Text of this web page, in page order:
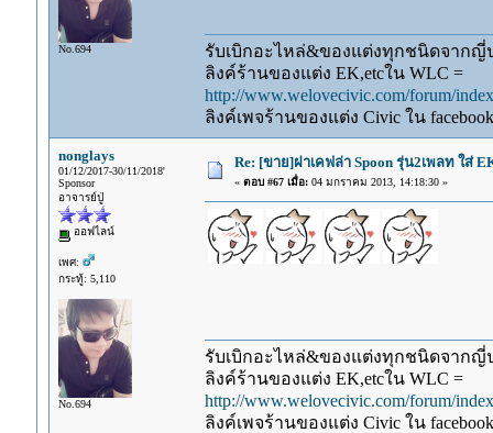
No.694
รับเบิกอะไหล่&ของแต่งทุกชนิดจากญี่
ลิงค์ร้านของแต่ง EK,etcใน WLC =
http://www.welovecivic.com/forum/
ลิงค์เพจร้านของแต่ง Civic ใน
nonglays
01/12/2017-30/11/2018'
Sponsor
อาจารย์ปู่
ออฟไลน์
เพศ:
กระทู้: 5,110
No.694
Re: [ขาย]ฝาเคฟล่า Spoon รุ่น2เพลท ใส่
« ตอบ #67 เมื่อ:04 มกราคม 2013, 14:18:30 »
รับเบิกอะไหล่&ของแต่งทุกชนิดจากญี่
ลิงค์ร้านของแต่ง EK,etcใน WLC =
http://www.welovecivic.com/forum/
ลิงค์เพจร้านของแต่ง Civic ใน